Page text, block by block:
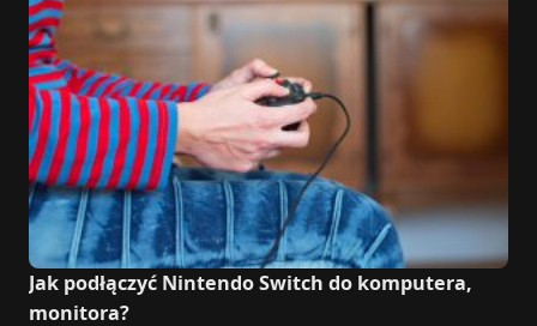
Jak podłączyć Nintendo Switch do komputera,
monitora?